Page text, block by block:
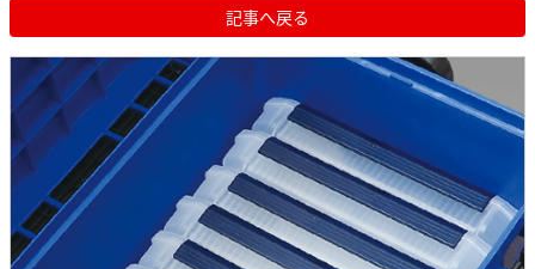
記事へ戻る